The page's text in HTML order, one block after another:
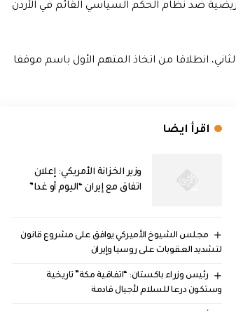
ضد نظام الحكم السياسي القائم في الأردن
انطلاقا من اتخاذ المتهم الأول باسم موقفا
اقرأ ايضا
وزير الخزانة الأمريكي: إعلان
اتفاق مع إيران “اليوم أو غدا”
مجلس الشيوخ الأميركي يوافق على مشروع قانون
لتشديد العقوبات على روسيا وإيران
رئيس وزراء باكستان: “اتفاقية مكة” تاريخية
وستكون درعا للسلام لأجيال قادمة